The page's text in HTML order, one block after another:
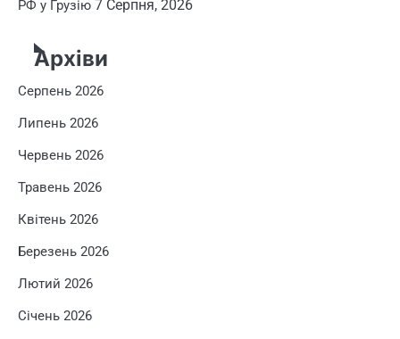
РФ у Грузію 7 Серпня, 2026
Архіви
Серпень 2026
Липень 2026
Червень 2026
Травень 2026
Квітень 2026
Березень 2026
Лютий 2026
Січень 2026